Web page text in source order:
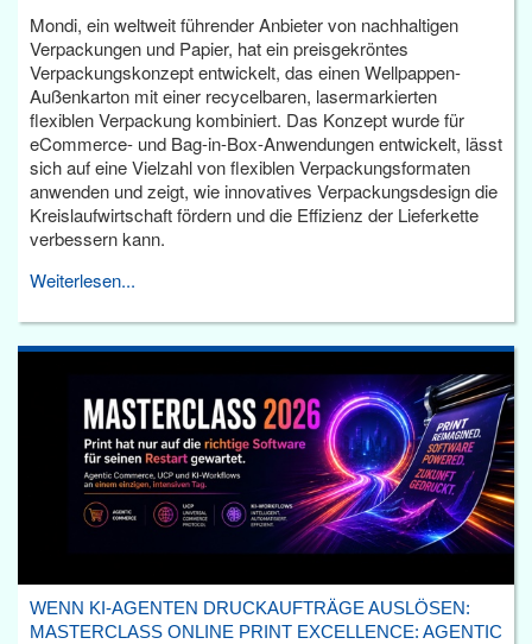
Mondi, ein weltweit führender Anbieter von nachhaltigen
Verpackungen und Papier, hat ein preisgekröntes
Verpackungskonzept entwickelt, das einen Wellpappen-
Außenkarton mit einer recycelbaren, lasermarkierten
flexiblen Verpackung kombiniert. Das Konzept wurde für
eCommerce- und Bag-in-Box-Anwendungen entwickelt, lässt
sich auf eine Vielzahl von flexiblen Verpackungsformaten
anwenden und zeigt, wie innovatives Verpackungsdesign die
Kreislaufwirtschaft fördern und die Effizienz der Lieferkette
verbessern kann.
Weiterlesen...
WENN KI-AGENTEN DRUCKAUFTRÄGE AUSLÖSEN:
MASTERCLASS ONLINE PRINT EXCELLENCE: AGENTIC